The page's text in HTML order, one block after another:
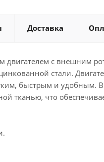
Доставка
двигателем с внешним
стали.
быстрым и
тканью, что